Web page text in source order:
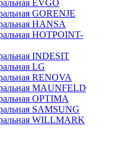
EVGO
GORENJE
HANSA
HOTPOINT-
INDESIT
LG
RENOVA
MAUNFELD
OPTIMA
SAMSUNG
WILLMARK